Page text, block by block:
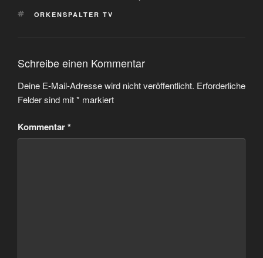
SCHLAGWÖRTER
ORKENSPALTER TV
Schreibe einen Kommentar
Deine E-Mail-Adresse wird nicht veröffentlicht. Erforderliche
Felder sind mit* markiert
Kommentar*